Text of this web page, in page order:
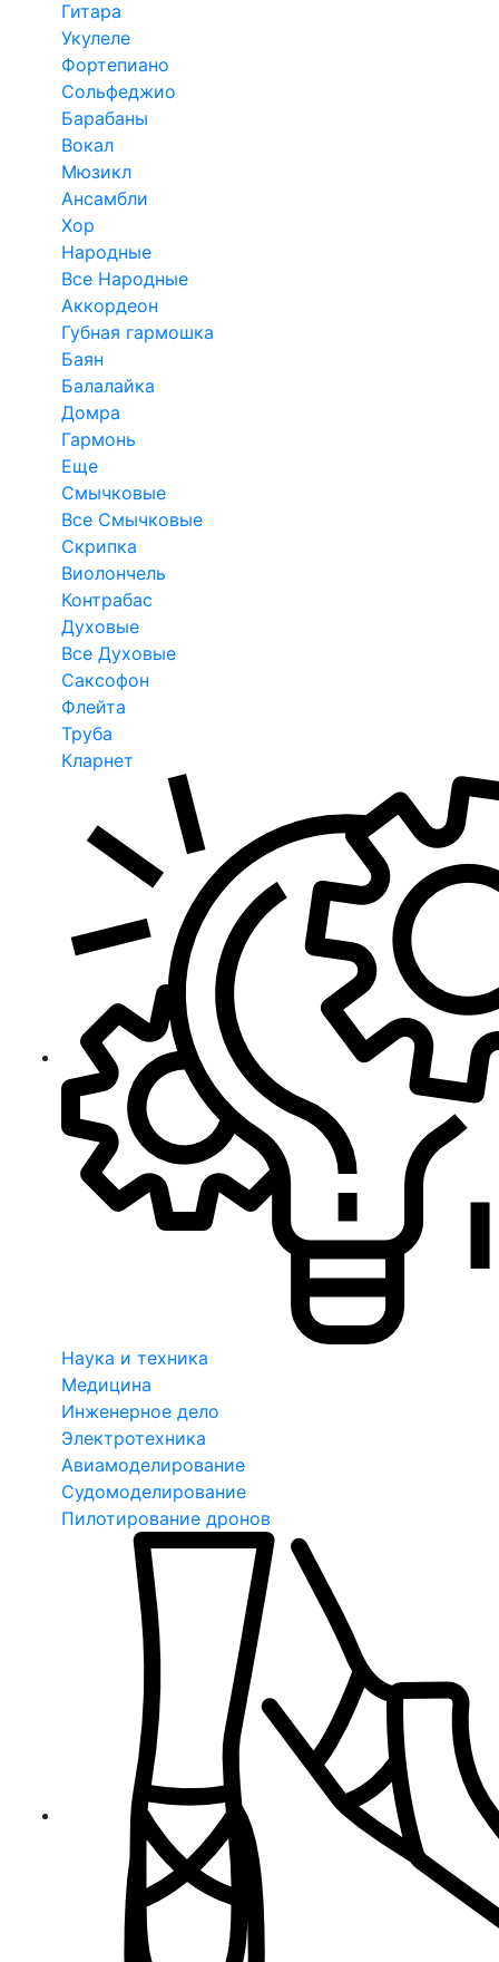
Гитара
Укулеле
Фортепиано
Сольфеджио
Барабаны
Вокал
Мюзикл
Ансамбли
Хор
Народные
Все Народные
Аккордеон
Губная гармошка
Баян
Балалайка
Домра
Гармонь
Еще
Смычковые
Все Смычковые
Скрипка
Виолончель
Контрабас
Духовые
Все Духовые
Саксофон
Флейта
Труба
Кларнет
Наука и техника
Медицина
Инженерное дело
Электротехника
Авиамоделирование
Судомоделирование
Пилотирование дронов